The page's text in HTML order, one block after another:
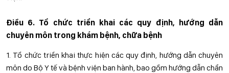
Điều 6. Tổ chức triển khai các quy định, hướng dẫn
chuyên môn trong khám bệnh, chữa bệnh
1. Tổ chức triển khai thực hiện các quy định, hướng dẫn chuyên
môn do Bộ Y tế và bệnh viện ban hành, bao gồm hướng dẫn chẩn